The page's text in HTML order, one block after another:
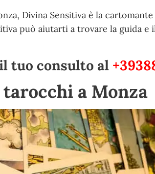
Divina Sensitiva è la
può aiutarti a trovare la guida
tuo consulto al
a Monza